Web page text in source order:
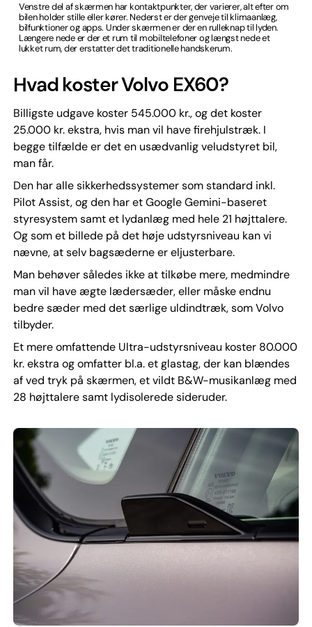
Venstre del af skærmen har kontaktpunkter, der varierer, alt efter om
bilen holder stille eller kører. Nederst er der genveje til klimaanlæg,
bilfunktioner og apps. Under skærmen er der en rulleknap til lyden.
Længere nede er der et rum til mobiltelefoner og længst nede et
lukket rum, der erstatter det traditionelle handskerum.
Hvad koster Volvo EX60?
Billigste udgave koster 545.000 kr., og det koster
25.000 kr. ekstra, hvis man vil have firehjulstræk. I
begge tilfælde er det en usædvanlig veludstyret bil,
man får.
Den har alle sikkerhedssystemer som standard inkl.
Pilot Assist, og den har et Google Gemini-baseret
styresystem samt et lydanlæg med hele 21 højttalere.
Og som et billede på det høje udstyrsniveau kan vi
nævne, at selv bagsæderne er eljusterbare.
Man behøver således ikke at tilkøbe mere, medmindre
man vil have ægte lædersæder, eller måske endnu
bedre sæder med det særlige uldindtræk, som Volvo
tilbyder.
Et mere omfattende Ultra-udstyrsniveau koster 80.000
kr. ekstra og omfatter bl.a. et glastag, der kan blændes
af ved tryk på skærmen, et vildt B&W-musikanlæg med
28 højttalere samt lydisolerede sideruder.